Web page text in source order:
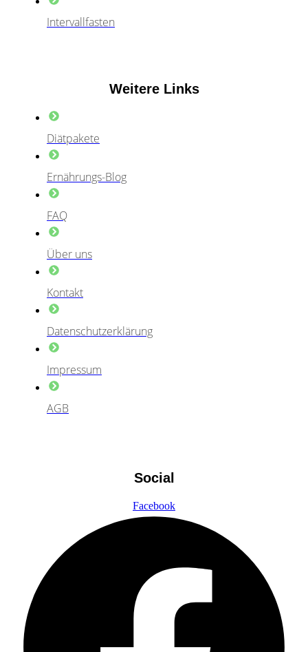
Intervallfasten
Weitere Links
Diätpakete
Ernährungs-Blog
FAQ
Über uns
Kontakt
Datenschutzerklärung
Impressum
AGB
Social
Facebook